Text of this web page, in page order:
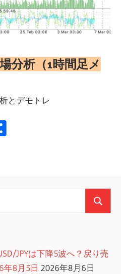
分析（1時間足メ
とデモトレ
検
JPYは下降5波へ？戻り売
年8月5日 2026年8月6日